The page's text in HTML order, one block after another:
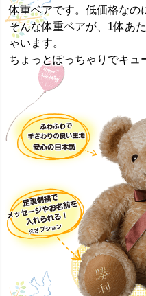
体重ベアです。低価格なの
そんな体重ベアが、1体あ
ゃいます。
ちょっとぽっちゃりでキュ